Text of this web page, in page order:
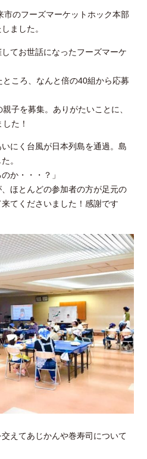
市のフーズマーケットホック本部
ました。
てお世話になったフーズマーケ
ころ、なんと倍の40組から応募
子を募集。ありがたいことに、
た！
にく台風が日本列島を通過。島
。
か・・・？」
ほとんどの参加者の方が足元の
てくださいました！感謝です
えてあじかんや巻寿司について